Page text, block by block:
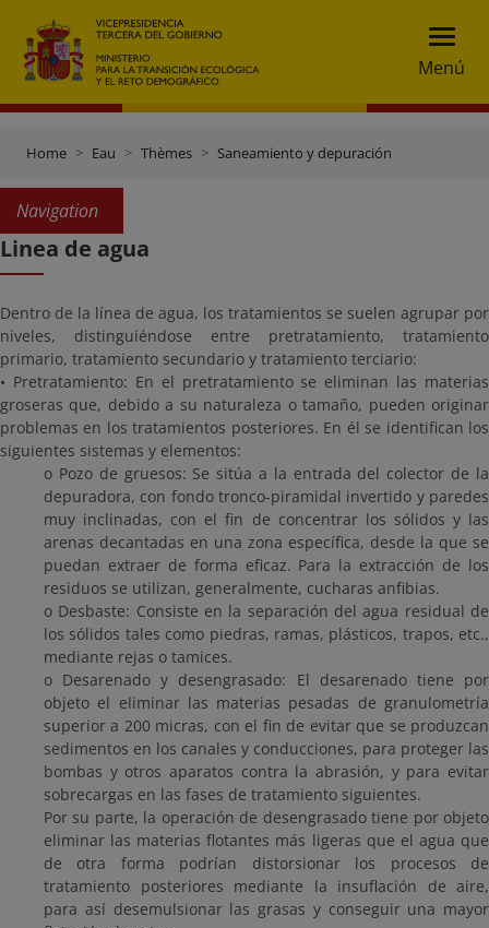
Menú
Home Eau Thèmes Saneamiento y depuración
Navigation
Linea de agua
Dentro de la línea de agua, los tratamientos se suelen agrupar por
niveles, distinguiéndose entre pretratamiento, tratamiento
primario, tratamiento secundario y tratamiento terciario:
• Pretratamiento: En el pretratamiento se eliminan las materias
groseras que, debido a su naturaleza o tamaño, pueden originar
problemas en los tratamientos posteriores. En él se identifican los
siguientes sistemas y elementos:
o Pozo de gruesos: Se sitúa a la entrada del colector de la
depuradora, con fondo tronco-piramidal invertido y paredes
muy inclinadas, con el fin de concentrar los sólidos y las
arenas decantadas en una zona específica, desde la que se
puedan extraer de forma eficaz. Para la extracción de los
residuos se utilizan, generalmente, cucharas anfibias.
o Desbaste: Consiste en la separación del agua residual de
los sólidos tales como piedras, ramas, plásticos, trapos, etc.,
mediante rejas o tamices.
o Desarenado y desengrasado: El desarenado tiene por
objeto el eliminar las materias pesadas de granulometría
superior a 200 micras, con el fin de evitar que se produzcan
sedimentos en los canales y conducciones, para proteger las
bombas y otros aparatos contra la abrasión, y para evitar
sobrecargas en las fases de tratamiento siguientes.
Por su parte, la operación de desengrasado tiene por objeto
eliminar las materias flotantes más ligeras que el agua que
de otra forma podrían distorsionar los procesos de
tratamiento posteriores mediante la insuflación de aire,
para así desemulsionar las grasas y conseguir una mayor